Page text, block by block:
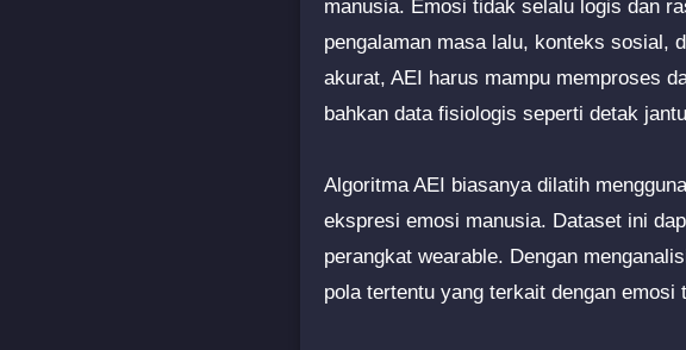
manusia. Emosi tidak selalu logis dan
pengalaman masa lalu, konteks sosial,
akurat, AEI harus mampu memproses
bahkan data fisiologis seperti detak
Algoritma AEI biasanya dilatih
ekspresi emosi manusia. Dataset ini
perangkat wearable. Dengan
pola tertentu yang terkait dengan emosi